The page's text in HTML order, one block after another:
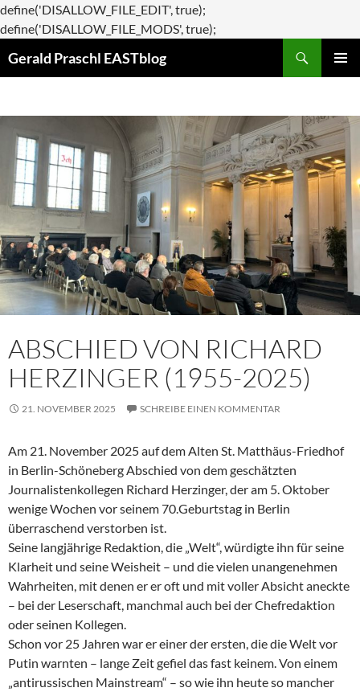
define('DISALLOW_FILE_EDIT', true);
define('DISALLOW_FILE_MODS', true);
Gerald Praschl EASTblog
ABSCHIED VON RICHARD
HERZINGER (1955-2025)
21. NOVEMBER 2025 SCHREIBE EINEN KOMMENTAR
Am 21. November 2025 auf dem Alten St. Matthäus-Friedhof
in Berlin-Schöneberg Abschied von dem geschätzten
Journalistenkollegen Richard Herzinger, der am 5. Oktober
wenige Wochen vor seinem 70.Geburtstag in Berlin
überraschend verstorben ist.
Seine langjährige Redaktion, die „Welt“, würdigte ihn für seine
Klarheit und seine Weisheit – und die vielen unangenehmen
Wahrheiten, mit denen er er oft und mit voller Absicht aneckte
– bei der Leserschaft, manchmal auch bei der Chefredaktion
oder seinen Kollegen.
Schon vor 25 Jahren war er einer der ersten, die die Welt vor
Putin warnten – lange Zeit gefiel das fast keinem. Von einem
„antirussischen Mainstream“ – so wie ihn heute so mancher